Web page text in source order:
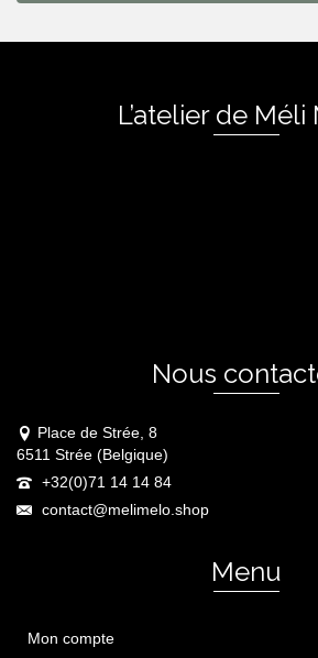
L’atelier de Méli
Nous
Place de Strée, 8
6511 Strée (Belgique)
+32(0)71 14 14 84
contact@melimelo.shop
Menu
Mon compte